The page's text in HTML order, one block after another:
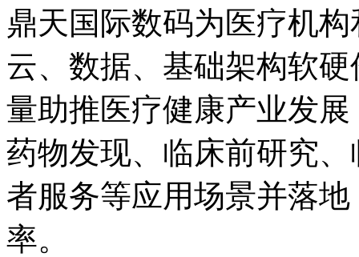
鼎天国际数码为医疗机
云、数据、基础架构
量助推医疗健康产业发展
药物发现、临床前研究
者服务等应用场景并落地
率。